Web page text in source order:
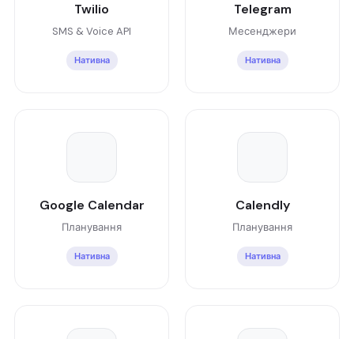
Twilio
SMS & Voice API
Нативна
Telegram
Месенджери
Нативна
Google Calendar
Планування
Нативна
Calendly
Планування
Нативна